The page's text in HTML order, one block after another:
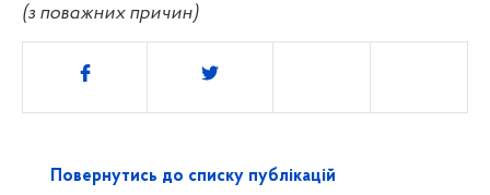
(з поважних причин)
Поділитись
Повернутись до списку публікацій